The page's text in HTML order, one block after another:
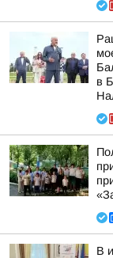
в
В